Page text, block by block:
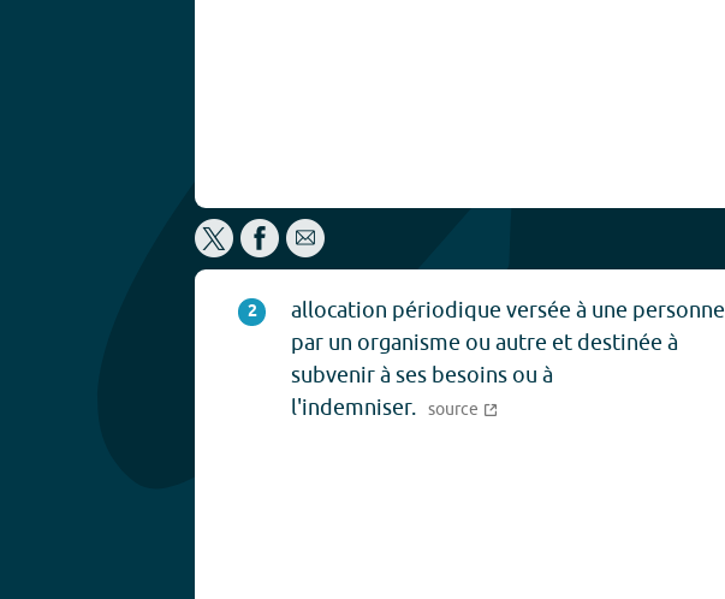
2
allocation périodique versée à une personne
par un organisme ou autre et destinée à
subvenir à ses besoins ou à
l'indemniser. source